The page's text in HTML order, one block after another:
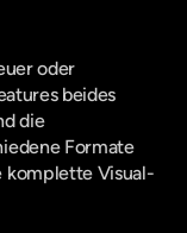
oder
beides
die
Formate
komplette Visual-